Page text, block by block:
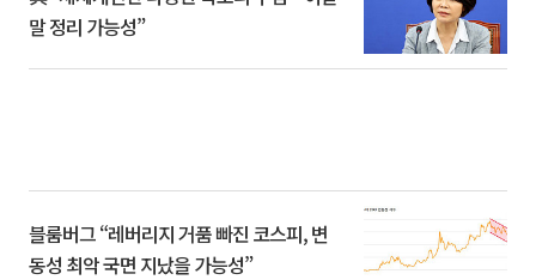
말 정리 가능성”
블룸버그 “레버리지 거품 빠진 코스피, 변
동성 최악 국면 지났을 가능성”